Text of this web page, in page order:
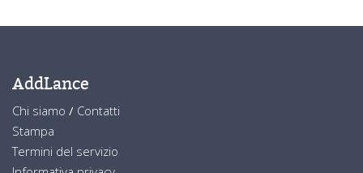
AddLance
Chi siamo / Contatti
Stampa
Termini del servizio